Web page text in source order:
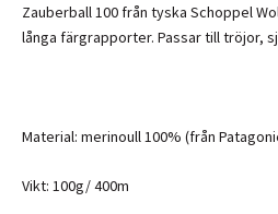
Zauberball 100 från tyska Schoppel
långa färgrapporter. Passar till tröjor,
Material: merinoull 100% (från
Vikt: 100g/ 400m